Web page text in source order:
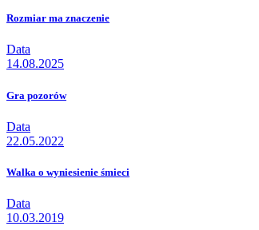
Rozmiar ma znaczenie
Data
14.08.2025
Gra pozorów
Data
22.05.2022
Walka o wyniesienie śmieci
Data
10.03.2019